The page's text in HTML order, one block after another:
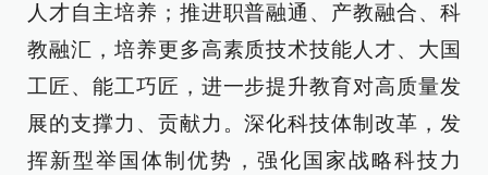
人才自主培养；推进职普融通、产教融合、科
教融汇，培养更多高素质技术技能人才、大国
工匠、能工巧匠，进一步提升教育对高质量发
展的支撑力、贡献力。深化科技体制改革，发
挥新型举国体制优势，强化国家战略科技力